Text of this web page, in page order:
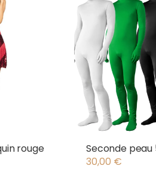
rouge
Seconde peau
30,00 €